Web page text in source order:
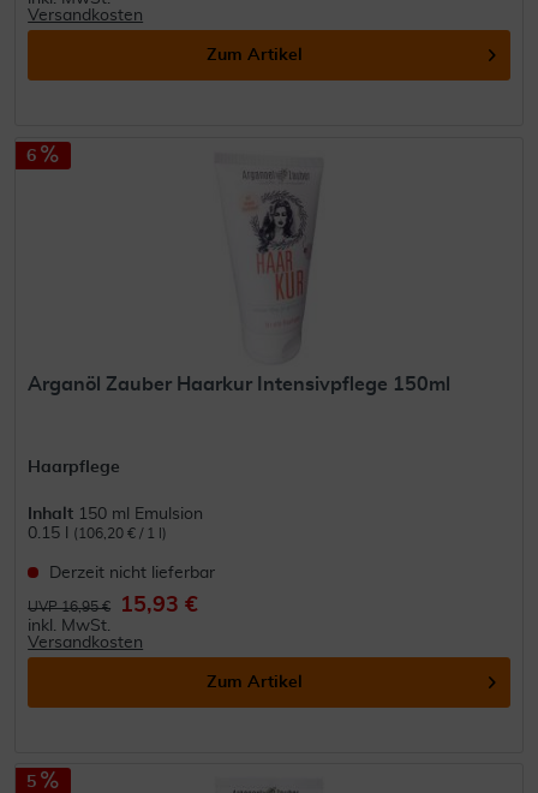
Versandkosten
Zum Artikel
6
Arganöl Zauber Haarkur Intensivpflege 150ml
Haarpflege
Inhalt 150 ml Emulsion
0.15 l
(106,20 € / 1 l)
Derzeit nicht lieferbar
UVP 16,95 € 15,93 €
inkl. MwSt.
Versandkosten
Zum Artikel
5